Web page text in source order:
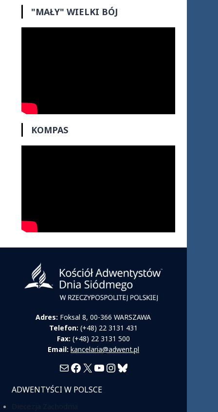
"MAŁY" WIELKI BÓJ
KOMPAS
Adres: Foksal 8, 00-366 WARSZAWA
Telefon: (+48) 22 3131 431
Fax: (+48) 22 3131 500
Email: kancelaria@adwent.pl
MailFacebook
X YouTube
Instagram
Bluesky
ADWENTYŚCI W POLSCE